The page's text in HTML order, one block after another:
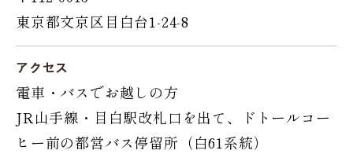
東京都文京区目白台1-24-8
アクセス
電車・バスでお越しの方
JR山手線・目白駅改札口を出て、ドトールコー
ヒー前の都営バス停留所（白61系統）